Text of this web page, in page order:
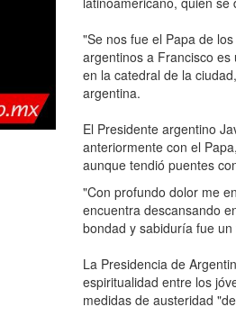
"Se nos fue el Papa de
argentinos a Francisco
en la catedral de la
argentina.
El Presidente argentino
anteriormente con el
aunque tendió puentes
"Con profundo dolor me
encuentra descansando
bondad y sabiduría fue
La Presidencia de
espiritualidad entre los
medidas de austeridad